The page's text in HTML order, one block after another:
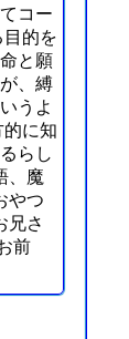
コー
目的を
と願
、縛
うよ
的に知
らし
、魔
やつ
兄さ
前